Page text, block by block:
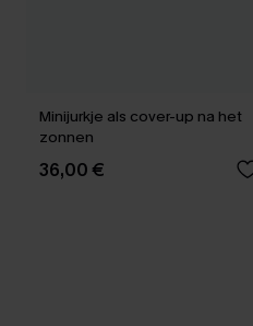
Minijurkje als cover-up na het
zonnen
36,00 €